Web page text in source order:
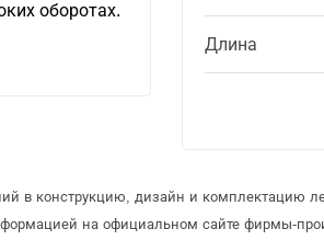
Длина
оборотах.
в конструкцию, дизайн и комплектацию
на официальном сайте фирмы-